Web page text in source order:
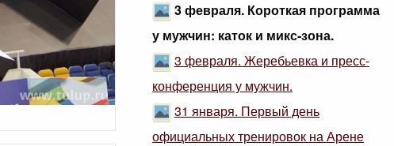
3 февраля. Короткая программа
у мужчин: каток и микс-зона.
3 февраля. Жеребьевка и пресс-
конференция у мужчин.
31 января. Первый день
официальных тренировок на Арене